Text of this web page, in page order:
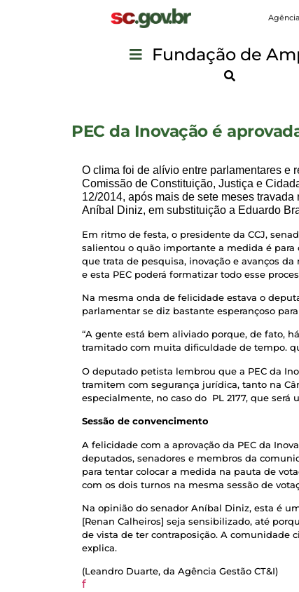
Fundação de
PEC da Inovação é
O clima foi de alívio entre parlamentares e
Comissão de Constituição, Justiça e
12/2014, após mais de sete meses
Aníbal Diniz, em substituição a Eduardo
Em ritmo de festa, o presidente da CCJ,
salientou o quão importante a medida é
que trata de pesquisa, inovação e avanços
e esta PEC poderá formatizar todo esse
Na mesma onda de felicidade estava o
parlamentar se diz bastante esperançoso
“A gente está bem aliviado porque, de fato,
tramitado com muita dificuldade de tempo.
O deputado petista lembrou que a PEC da
tramitem com segurança jurídica, tanto na
especialmente, no caso do PL 2177, que
Sessão de convencimento
A felicidade com a aprovação da PEC da
deputados, senadores e membros da
para tentar colocar a medida na pauta de
com os dois turnos na mesma sessão de
Na opinião do senador Aníbal Diniz, esta é
[Renan Calheiros] seja sensibilizado, até
de vista de ter contraposição. A comunidade
explica.
(Leandro Duarte, da Agência Gestão CT&I)
f